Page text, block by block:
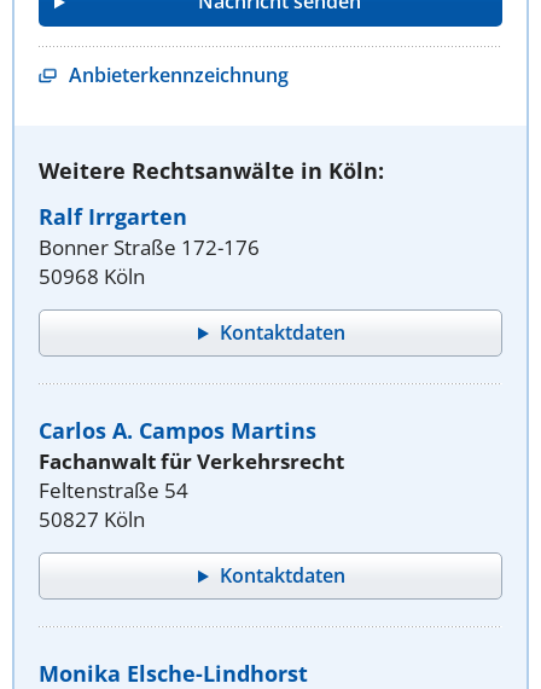
Anbieterkennzeichnung
Weitere Rechtsanwälte in Köln:
Ralf Irrgarten
Bonner Straße 172-176
50968 Köln
Kontaktdaten
Carlos A. Campos Martins
Fachanwalt für Verkehrsrecht
Feltenstraße 54
50827 Köln
Kontaktdaten
Monika Elsche-Lindhorst